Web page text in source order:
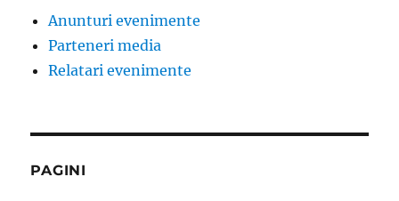
Anunturi evenimente
Parteneri media
Relatari evenimente
PAGINI